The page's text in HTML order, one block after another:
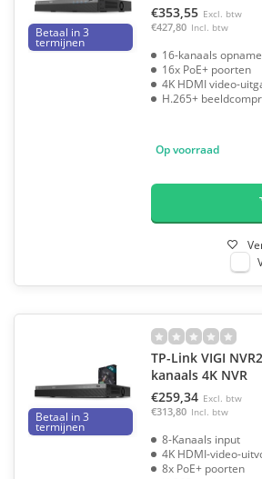
Betaal in 3
termijnen
€353,55 Excl. btw
€427,80 Incl. btw
16-kanaals opname
16x PoE+ poorten
4K HDMI video-
H.265+
Op voorraad
Betaal in 3
termijnen
TP-Link VIGI
kanaals 4K NVR
€259,34 Excl. btw
€313,80 Incl. btw
8-Kanaals input
4K HDMI-video-
8x PoE+ poorten